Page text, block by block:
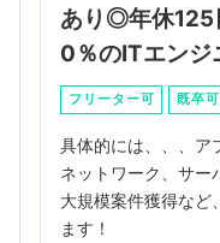
あり◎年休125
0％のITエンジ
フリーター可 既卒可
具体的には、、、ア
ネットワーク、サー
大規模案件獲得など
ます！